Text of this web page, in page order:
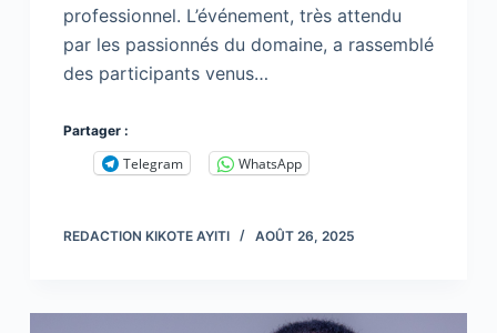
professionnel. L’événement, très attendu
par les passionnés du domaine, a rassemblé
des participants venus…
Partager :
Telegram WhatsApp
REDACTION KIKOTE AYITI AOÛT 26, 2025